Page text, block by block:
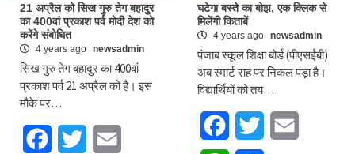
21 अप्रैल को सिख गुरु तेग बहादुर
का 400वां प्रकाश पर्व मोदी देश को
करेंगे संबोधित
4 years ago newsadmin
सिख गुरु तेग बहादुर का 400वां
प्रकाश पर्व 21 अप्रैल को है। इस
मौके पर…
FacebookTwitter
घटेगा बस्ते का बोझ, एक क्लिक से
मिलेंगी किताबें
4 years ago newsadmin
पंजाब स्कूल शिक्षा बोर्ड (पीएसईबी)
अब स्मार्ट राह पर निकल पड़ा है।
विद्यार्थियों को तय…
FacebookTwitter